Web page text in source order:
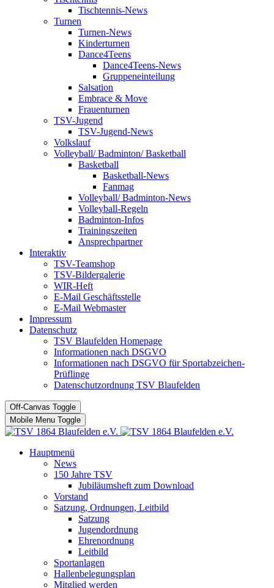
Tischtennis-News
Turnen
Turnen-News
Kinderturnen
Dance4Teens
Dance4Teens-News
Gruppeneinteilung
Salsation
Embrace & Move
Frauenturnen
TSV-Jugend
TSV-Jugend-News
Volkslauf
Volleyball/ Badminton/ Basketball
Basketball
Basketball-News
Fanmag
Volleyball/ Badminton-News
Volleyball-Regeln
Badminton-Infos
Trainingszeiten
Ansprechpartner
Interaktiv
TSV-Teamshop
TSV-Bildergalerie
WIR-Heft
E-Mail Geschäftsstelle
E-Mail Webmaster
Impressum
Datenschutz
TSV Blaufelden Homepage
Informationen nach DSGVO
Informationen nach DSGVO für Sportabzeichen-
Prüflinge
Datenschutzordnung TSV Blaufelden
Off-Canvas Toggle
Mobile Menu Toggle
Hauptmenü
News
150 Jahre TSV
Jubiläumsheft zum Download
Vorstand
Satzung, Ordnungen, Leitbild
Satzung
Jugendordnung
Ehrenordnung
Leitbild
Sportanlagen
Hallenbelegungsplan
Mitglied werden